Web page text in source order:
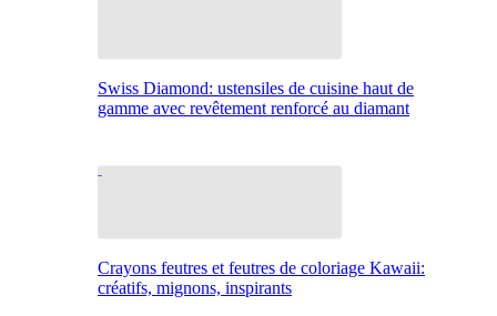
Swiss Diamond: ustensiles de cuisine haut de
gamme avec revêtement renforcé au diamant
Crayons feutres et feutres de coloriage Kawaii:
créatifs, mignons, inspirants